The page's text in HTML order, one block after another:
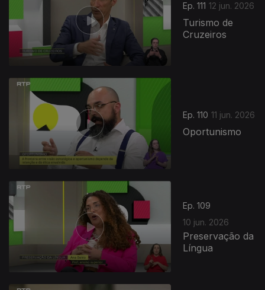
Ep. 111 12 jun. 2026
Turismo de
Cruzeiros
Ep. 110 11 jun. 2026
Oportunismo
Ep. 109
10 jun. 2026
Preservação da
Língua